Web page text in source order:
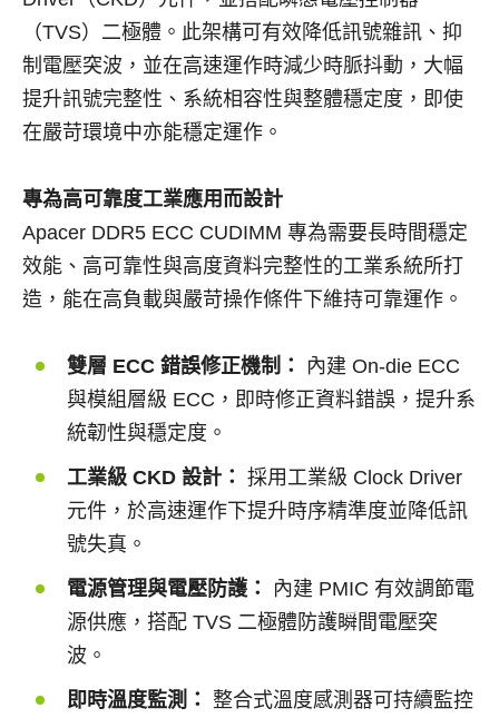
（TVS）二極體。此架構可有效降低訊號雜訊、抑
制電壓突波，並在高速運作時減少時脈抖動，大幅
提升訊號完整性、系統相容性與整體穩定度，即使
在嚴苛環境中亦能穩定運作。
專為高可靠度工業應用而設計
Apacer DDR5 ECC CUDIMM 專為需要長時間穩定
效能、高可靠性與高度資料完整性的工業系統所打
造，能在高負載與嚴苛操作條件下維持可靠運作。
雙層 ECC 錯誤修正機制：
內建 On-die ECC
與模組層級 ECC，即時修正資料錯誤，提升系
統韌性與穩定度。
工業級 CKD 設計： 採用工業級 Clock Driver
元件，於高速運作下提升時序精準度並降低訊
號失真。
電源管理與電壓防護：
內建 PMIC 有效調節電
源供應，搭配 TVS 二極體防護瞬間電壓突
波。
即時溫度監測：
整合式溫度感測器可持續監控